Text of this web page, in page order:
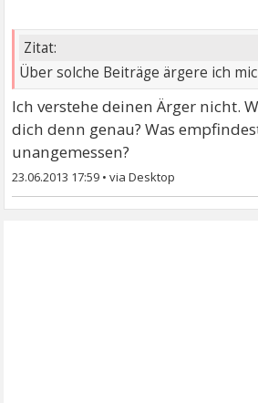
Zitat:
Über solche Beiträge ärgere ich
Ich verstehe deinen Ärger nicht.
dich denn genau? Was
unangemessen?
23.06.2013 17:59 •